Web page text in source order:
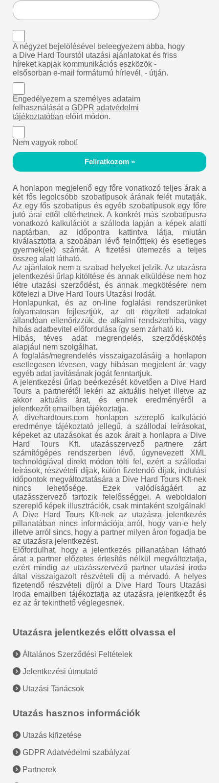
A négyzet bejelölésével beleegyezem abba, hogy
a Dive Hard Tourstól utazási ajánlatokat és friss
híreket kapjak kommunikációs eszközök -
elsősorban e-mail formátumú hírlevél, - útján.
Engedélyezem a személyes adataim
felhasználását aGDPR adatvédelmi
tájékoztatóban előírt módon.
Nem vagyok robot!
Feliratkozom »
A honlapon megjelenő egy főre vonatkozó teljes árak a
két fős legolcsóbb szobatípusok árának felét mutatják.
Az egy fős szobatípus és egyéb szobatípusok egy főre
jutó árai ettől eltérhetnek. A konkrét más szobatípusra
vonatkozó kalkulációt a szálloda lapján a képek alatti
naptárban, az időpontra kattintva látja, miután
kiválasztotta a szobában lévő felnőtt(ek) és esetleges
gyermek(ek) számát. A fizetési ütemezés a teljes
összeg alatt látható.
Az ajánlatok nem a szabad helyeket jelzik. Az utazásra
jelentkezési űrlap kitöltése és annak elküldése nem hoz
létre utazási szerződést, és annak megkötésére nem
kötelezi a Dive Hard Tours Utazási Irodát.
Honlapunkat, és az on-line foglalási rendszerünket
folyamatosan fejlesztjük, az ott rögzített adatokat
állandóan ellenőrizzük, de alkalmi rendszerhiba, vagy
hibás adatbevitel előfordulása így sem zárható ki.
Hibás, téves adat megrendelés, szerződéskötés
alapjául nem szolgálhat.
A foglalás/megrendelés visszaigazolásáig a honlapon
esetlegesen tévesen, vagy hibásan megjelent ár, vagy
egyéb adat javításának jogát fenntartjuk.
A jelentkezési űrlap beérkezését követően a Dive Hard
Tours a partnerétől lekéri az aktuális helyet illetve az
akkor aktuális árat, és ennek eredményéről a
jelentkezőt emailben tájékoztatja.
A divehardtours.com honlapon szereplő kalkuláció
eredménye tájékoztató jellegű, a szállodai leírásokat,
képeket az utazásokat és azok árait a honlapra a Dive
Hard Tours Kft. utazásszervező partnere zárt
számítógépes rendszerben lévő, úgynevezett XML
technológiával direkt módon tölti fel, ezért a szállodai
leírások, részvételi díjak, külön fizetendő díjak, indulási
időpontok megváltoztatására a Dive Hard Tours Kft-nek
nincs lehetősége. Ezek valódíságáért az
utazásszervező tartozik felelősséggel. A weboldalon
szereplő képek illusztrációk, csak mintaként szolgálnak!
A Dive Hard Tours Kft-nek az utazásra jelentkezés
pillanatában nincs információja arról, hogy van-e hely
illetve arról sincs, hogy a partner milyen áron fogadja be
az utazásra jelentkezést.
Előfordulhat, hogy a jelentkezés pillanatában látható
árat a partner előzetes értesítés nélkül megváltoztatja,
ezért mindig az utazásszervező partner utazási iroda
által visszaigazolt részvételi díj a mérvadó. A helyes
fizetendő részvételi díjról a Dive Hard Tours Utazási
Iroda emailben tájékoztatja az utazásra jelentkezőt és
ez az ár tekinthető véglegesnek.
Utazásra jelentkezés előtt olvassa el
Általános Szerződési Feltételek
Jelentkezési útmutató
Utazási Tanácsok
Utazás hasznos információk
Utazás kifizetése
GDPR Adatvédelmi szabályzat
Partnerek